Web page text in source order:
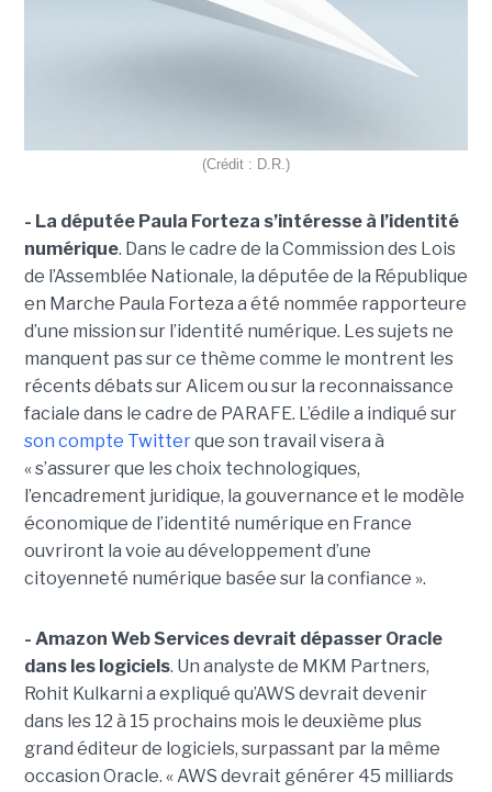
(Crédit : D.R.)
- La députée Paula Forteza s’intéresse à l’identité
numérique. Dans le cadre de la Commission des Lois
de l’Assemblée Nationale, la députée de la République
en Marche Paula Forteza a été nommée rapporteure
d’une mission sur l’identité numérique. Les sujets ne
manquent pas sur ce thème comme le montrent les
récents débats sur Alicem ou sur la reconnaissance
faciale dans le cadre de PARAFE. L’édile a indiqué sur
son compte Twitterque son travail visera à
« s’assurer que les choix technologiques,
l’encadrement juridique, la gouvernance et le modèle
économique de l’identité numérique en France
ouvriront la voie au développement d’une
citoyenneté numérique basée sur la confiance ».
- Amazon Web Services devrait dépasser Oracle
dans les logiciels. Un analyste de MKM Partners,
Rohit Kulkarni a expliqué qu’AWS devrait devenir
dans les 12 à 15 prochains mois le deuxième plus
grand éditeur de logiciels, surpassant par la même
occasion Oracle. « AWS devrait générer 45 milliards